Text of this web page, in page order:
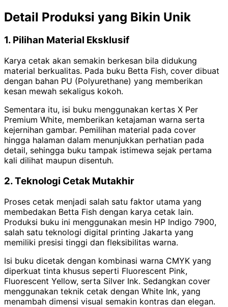
Detail Produksi yang Bikin Unik
1. Pilihan Material Eksklusif
Karya cetak akan semakin berkesan bila didukung
material berkualitas. Pada buku Betta Fish, cover dibuat
dengan bahan PU (Polyurethane) yang memberikan
kesan mewah sekaligus kokoh.
Sementara itu, isi buku menggunakan kertas X Per
Premium White, memberikan ketajaman warna serta
kejernihan gambar. Pemilihan material pada cover
hingga halaman dalam menunjukkan perhatian pada
detail, sehingga buku tampak istimewa sejak pertama
kali dilihat maupun disentuh.
2. Teknologi Cetak Mutakhir
Proses cetak menjadi salah satu faktor utama yang
membedakan Betta Fish dengan karya cetak lain.
Produksi buku ini menggunakan mesin HP Indigo 7900,
salah satu teknologi digital printing Jakarta yang
memiliki presisi tinggi dan fleksibilitas warna.
Isi buku dicetak dengan kombinasi warna CMYK yang
diperkuat tinta khusus seperti Fluorescent Pink,
Fluorescent Yellow, serta Silver Ink. Sedangkan cover
menggunakan teknik cetak dengan White Ink, yang
menambah dimensi visual semakin kontras dan elegan.